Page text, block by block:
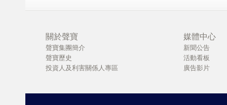
關於聲寶
聲寶集團簡介
聲寶歷史
投資人及利害關係人專區
媒體中心
新聞公告
活動看板
廣告影片